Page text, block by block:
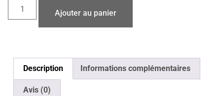
Ajouter au panier
Description Informations complémentaires
Avis (0)